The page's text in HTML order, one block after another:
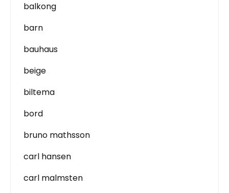
balkong
barn
bauhaus
beige
biltema
bord
bruno mathsson
carl hansen
carl malmsten